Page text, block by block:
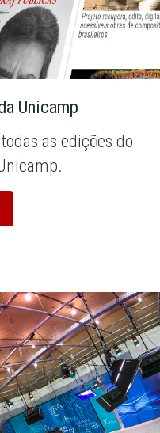
Unicamp
as edições do